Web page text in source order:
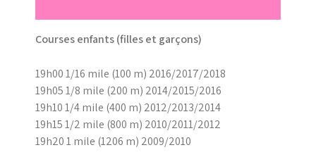
Courses enfants (filles et garçons)
19h00 1/16 mile (100 m) 2016/2017/2018
19h05 1/8 mile (200 m) 2014/2015/2016
19h10 1/4 mile (400 m) 2012/2013/2014
19h15 1/2 mile (800 m) 2010/2011/2012
19h20 1 mile (1206 m) 2009/2010